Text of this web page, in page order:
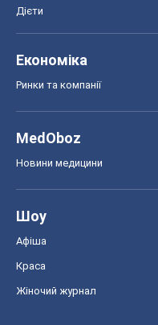
Дієти
Економіка
Ринки та компанії
MedOboz
Новини медицини
Шоу
Афіша
Краса
Жіночий журнал